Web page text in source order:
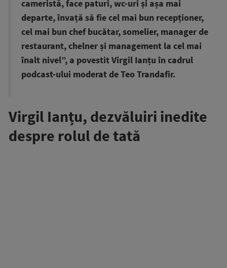
cameristă, face paturi, wc-uri și așa mai
departe, învață să fie cel mai bun recepționer,
cel mai bun chef bucătar, somelier, manager de
restaurant, chelner și management la cel mai
înalt nivel”, a povestit Virgil Ianțu în cadrul
podcast-ului moderat de Teo Trandafir.
Virgil Ianțu, dezvăluiri inedite
despre rolul de tată